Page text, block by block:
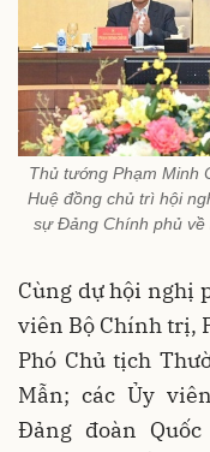
Thủ tướng Phạm Minh
Huệ đồng chủ trì hội
sự Đảng Chính phủ về
Cùng dự hội nghị
viên Bộ Chính trị,
Phó Chủ tịch
Mẫn; các Ủy
Đảng đoàn